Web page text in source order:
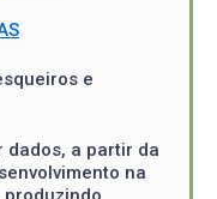
e
dados, a partir da
na